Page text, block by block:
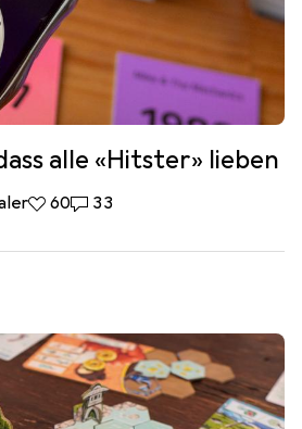
alle «Hitster» lieben
60 Likes
6033 Kommentare
33